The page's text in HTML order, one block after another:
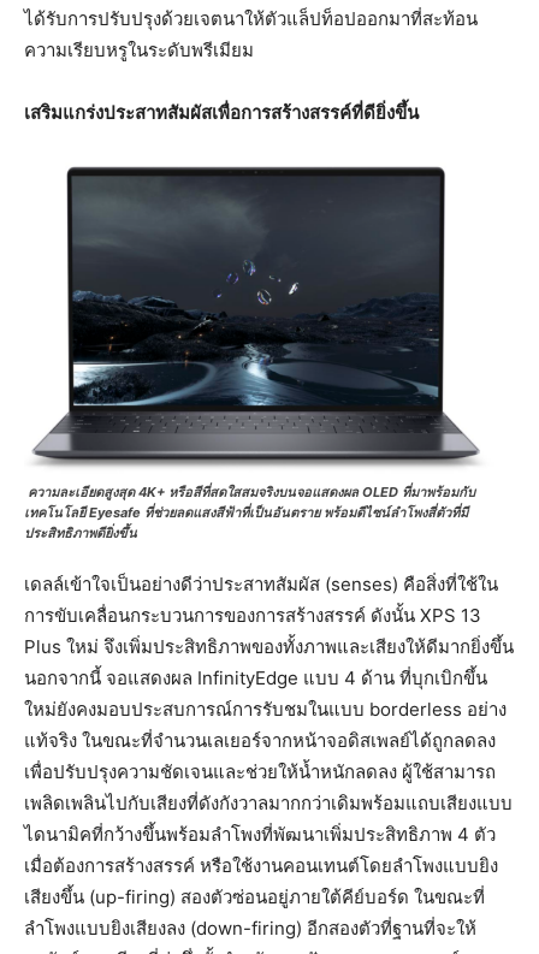
ได้รับการปรับปรุงด้วยเจตนาให้ตัวแล็ปท็อปออกมาที่สะท้อน
ความเรียบหรูในระดับพรีเมียม
เสริมแกร่งประสาทสัมผัสเพื่อการสร้างสรรค์ที่ดียิ่งขึ้น
ความละเอียดสูงสุด 4K+ หรือสีที่สดใสสมจริงบนจอแสดงผล OLED ที่มาพร้อมกับ
เทคโนโลยี Eyesafe ที่ช่วยลดแสงสีฟ้าที่เป็นอันตราย พร้อมดีไซน์ลำโพงสี่ตัวที่มี
ประสิทธิภาพดียิ่งขึ้น
เดลล์เข้าใจเป็นอย่างดีว่าประสาทสัมผัส (senses) คือสิ่งที่ใช้ใน
การขับเคลื่อนกระบวนการของการสร้างสรรค์ ดังนั้น XPS 13
Plus ใหม่ จึงเพิ่มประสิทธิภาพของทั้งภาพและเสียงให้ดีมากยิ่งขึ้น
นอกจากนี้ จอแสดงผล InfinityEdge แบบ 4 ด้าน ที่บุกเบิกขึ้น
ใหม่ยังคงมอบประสบการณ์การรับชมในแบบ borderless อย่าง
แท้จริง ในขณะที่จำนวนเลเยอร์จากหน้าจอดิสเพลย์ได้ถูกลดลง
เพื่อปรับปรุงความชัดเจนและช่วยให้น้ำหนักลดลง ผู้ใช้สามารถ
เพลิดเพลินไปกับเสียงที่ดังกังวาลมากกว่าเดิมพร้อมแถบเสียงแบบ
ไดนามิคที่กว้างขึ้นพร้อมลำโพงที่พัฒนาเพิ่มประสิทธิภาพ 4 ตัว
เมื่อต้องการสร้างสรรค์ หรือใช้งานคอนเทนต์โดยลำโพงแบบยิง
เสียงขึ้น (up-firing) สองตัวซ่อนอยู่ภายใต้คีย์บอร์ด ในขณะที่
ลำโพงแบบยิงเสียงลง (down-firing) อีกสองตัวที่ฐานที่จะให้